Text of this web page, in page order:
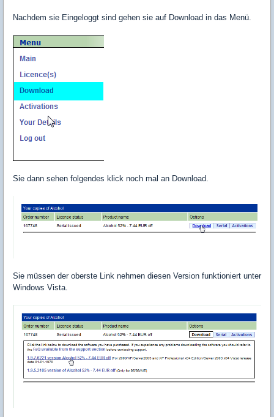
Nachdem sie Eingeloggt sind gehen sie auf Download in das Menü.
Sie dann sehen folgendes klick noch mal an Download.
Sie müssen der oberste Link nehmen diesen Version funktioniert unter
Windows Vista.